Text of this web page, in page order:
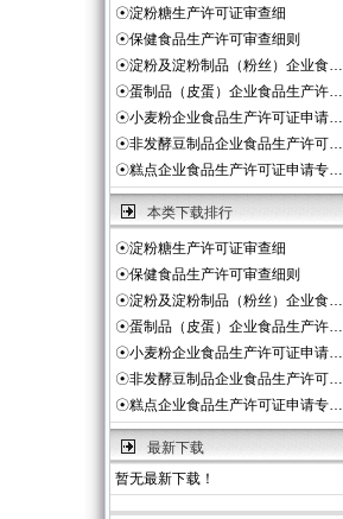
☉淀粉糖生产许可证审查细
☉保健食品生产许可审查细则
☉淀粉及淀粉制品（粉丝）企业食…
☉蛋制品（皮蛋）企业食品生产许…
☉小麦粉企业食品生产许可证申请…
☉非发酵豆制品企业食品生产许可…
☉糕点企业食品生产许可证申请专…
本类下载排行
☉淀粉糖生产许可证审查细
☉保健食品生产许可审查细则
☉淀粉及淀粉制品（粉丝）企业食…
☉蛋制品（皮蛋）企业食品生产许…
☉小麦粉企业食品生产许可证申请…
☉非发酵豆制品企业食品生产许可…
☉糕点企业食品生产许可证申请专…
最新下载
暂无最新下载！